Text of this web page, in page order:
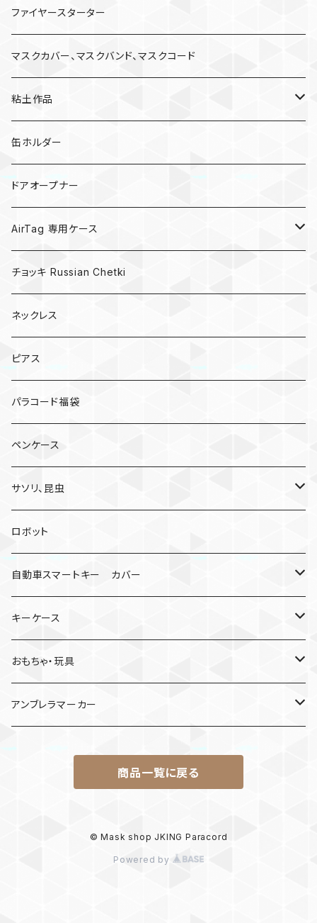
ファイヤースターター
マスクカバー、マスクバンド、マスクコード
粘土作品
亀
キノコ
缶ホルダー
ドアオープナー
AirTag 専用ケース
AirTagキーリング
チョッキ Russian Chetki
ネックレス
ピアス
パラコード福袋
ペンケース
サソリ、昆虫
サソリ
クモ
ロボット
自動車スマートキー カバー
日産
キーケース
MDF材
おもちゃ・玩具
けん玉
アンブレラマーカー
商品一覧に戻る
© Mask shop JKING Paracord
Powered by